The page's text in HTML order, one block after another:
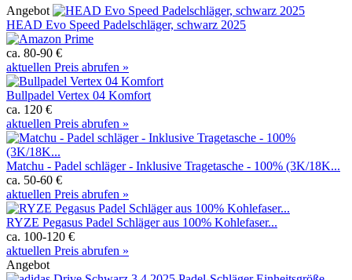
Angebot
HEAD Evo Speed Padelschläger, schwarz 2025
ca. 80-90 €
aktuellen Preis abrufen »
Bullpadel Vertex 04 Komfort
ca. 120 €
aktuellen Preis abrufen »
Matchu - Padel schläger - Inklusive Tragetasche - 100% (3K/18K...
ca. 50-60 €
aktuellen Preis abrufen »
RYZE Pegasus Padel Schläger aus 100% Kohlefaser...
ca. 100-120 €
aktuellen Preis abrufen »
Angebot